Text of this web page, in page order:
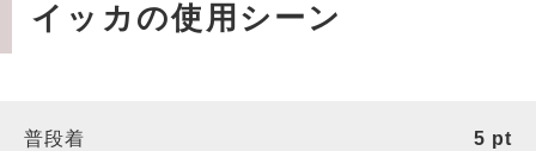
イッカの使用シーン
普段着 5 pt